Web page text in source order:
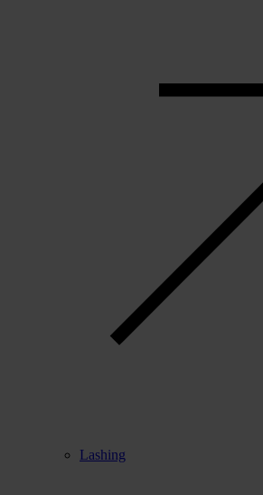
Lashing